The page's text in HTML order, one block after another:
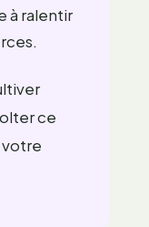
à ralentir
ce